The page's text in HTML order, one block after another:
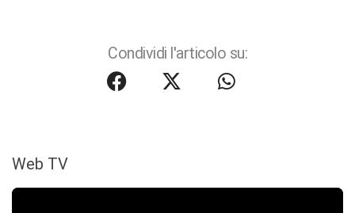
Condividi l'articolo su:
Web TV